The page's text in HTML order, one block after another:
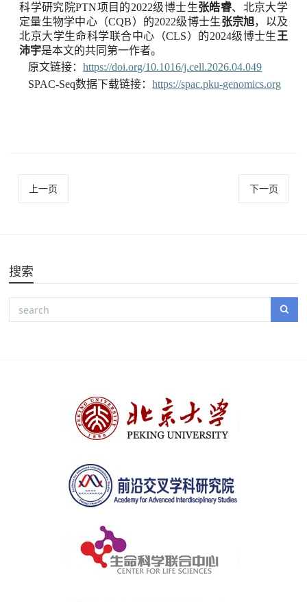
科学研究院PTN项目的2022级博士生张皓睿、北京大学
定量生物学中心 （CQB）的2022级博士生张宗旭，以及
北京大学生命科学联合中心（CLS）的2024级博士生 王
沛宇是本文的共同第一作者。
原文链接：https://doi.org/10.1016/j.cell.2026.04.049
SPAC-Seq数据下载链接：https://spac.pku-genomics.org
上一页 下一页
搜索